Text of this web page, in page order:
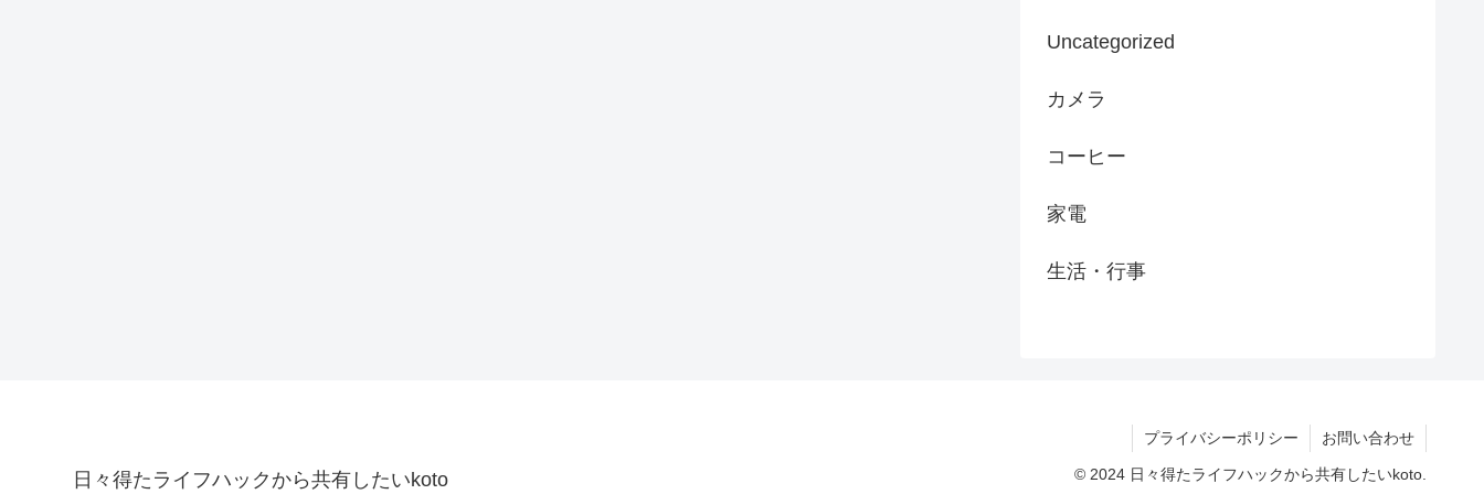
Uncategorized
カメラ
コーヒー
家電
生活・行事
日々得たライフハックから共有したいkoto
プライバシーポリシー お問い合わせ
© 2024 日々得たライフハックから共有したいkoto.